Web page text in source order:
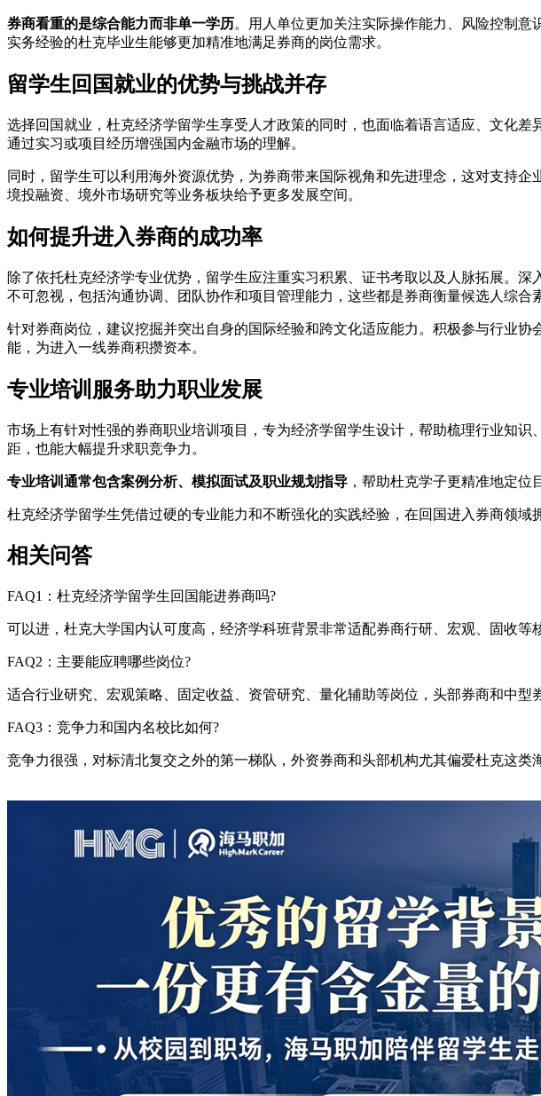
券商看重的是综合能力而非单一学历。用人单位更加关注实际操作能力、风险控制
实务经验的杜克毕业生能够更加精准地满足券商的岗位需求。
留学生回国就业的优势与挑战并存
选择回国就业，杜克经济学留学生享受人才政策的同时，也面临着语言适应、文化
通过实习或项目经历增强国内金融市场的理解。
同时，留学生可以利用海外资源优势，为券商带来国际视角和先进理念，这对支持
境投融资、境外市场研究等业务板块给予更多发展空间。
如何提升进入券商的成功率
除了依托杜克经济学专业优势，留学生应注重实习积累、证书考取以及人脉拓展。
不可忽视，包括沟通协调、团队协作和项目管理能力，这些都是券商衡量候选人综合
针对券商岗位，建议挖掘并突出自身的国际经验和跨文化适应能力。积极参与行业
能，为进入一线券商积攒资本。
专业培训服务助力职业发展
市场上有针对性强的券商职业培训项目，专为经济学留学生设计，帮助梳理行业知
距，也能大幅提升求职竞争力。
专业培训通常包含案例分析、模拟面试及职业规划指导 ，帮助杜克学子更精准地定
杜克经济学留学生凭借过硬的专业能力和不断强化的实践经验，在回国进入券商领
相关问答
FAQ1：杜克经济学留学生回国能进券商吗?
可以进，杜克大学国内认可度高，经济学科班背景非常适配券商行研、宏观、固收等
FAQ2：主要能应聘哪些岗位?
适合行业研究、宏观策略、固定收益、资管研究、量化辅助等岗位，头部券商和中型
FAQ3：竞争力和国内名校比如何?
竞争力很强，对标清北复交之外的第一梯队，外资券商和头部机构尤其偏爱杜克这类